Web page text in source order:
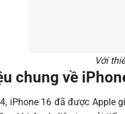
Với
chung về
iPhone 16 đã được Apple